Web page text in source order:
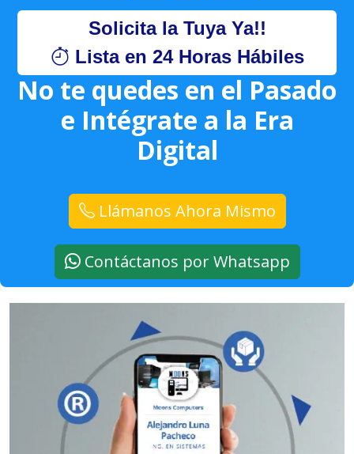
Solicita la Tuya Ya!!
Lista en 24 Horas Hábiles
No te quedes en el Pasado
e Intégrate a la Era
Digital
Llámanos Ahora Mismo
Contáctanos por Whatsapp